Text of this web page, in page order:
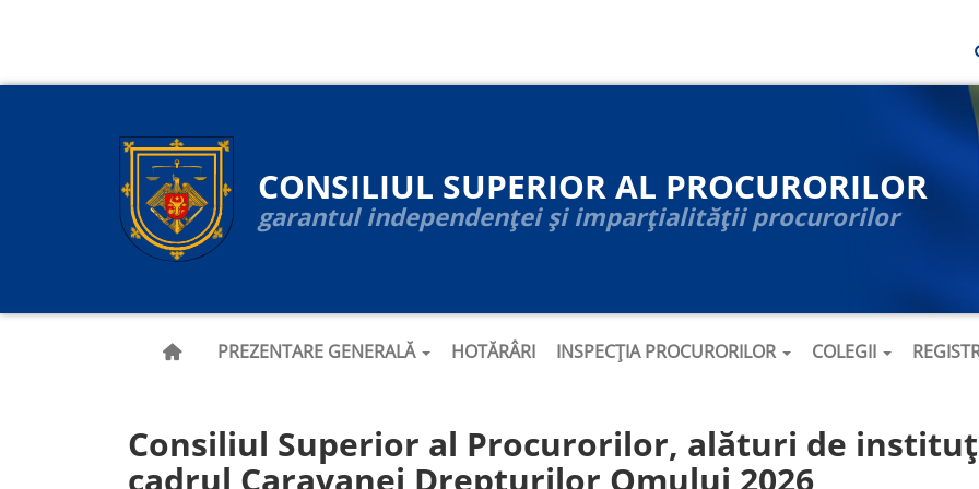
CONSILIUL SUPERIOR AL PROCURORILOR
garantul independenței și imparțialității procurorilor
principală
PREZENTARE GENERALĂ HOTĂRÂRI INSPECȚIA PROCURORILOR COLEGII
Consiliul Superior al Procurorilor, alături de
cadrul Caravanei Drepturilor Omului 2026